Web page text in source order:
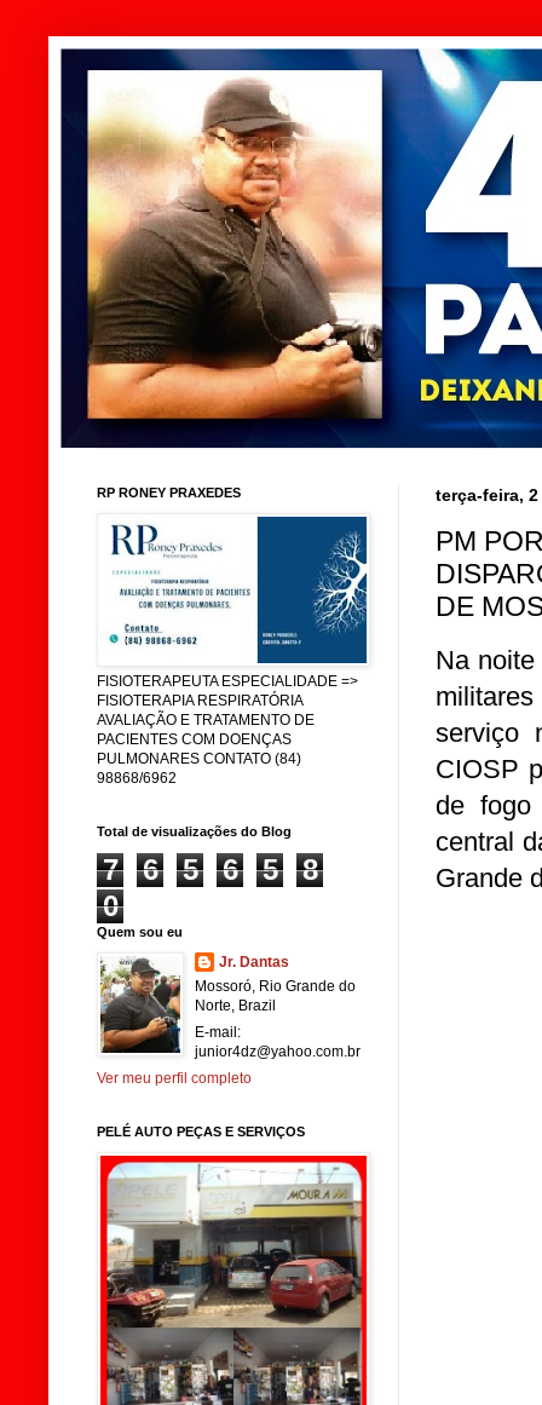
terça-feira,
PM
DE
Na
serviço
CIOSP
de fogo
central
Grande
RP RONEY PRAXEDES
FISIOTERAPEUTA ESPECIALIDADE =>
FISIOTERAPIA RESPIRATÓRIA
AVALIAÇÃO E TRATAMENTO DE
PACIENTES COM DOENÇAS
PULMONARES CONTATO (84)
98868/6962
Total de visualizações do Blog
7 6 5 6 5
8
0
Quem sou eu
Jr. Dantas
Mossoró, Rio Grande do
Norte, Brazil
E-mail:
junior4dz@yahoo.com.br
Ver meu perfil completo
PELÉ AUTO PEÇAS E SERVIÇOS